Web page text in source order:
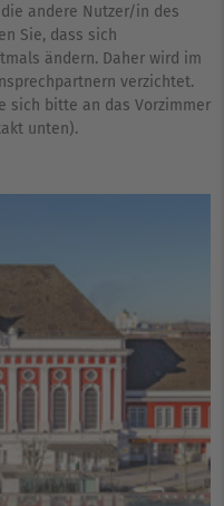
andere Nutzer/in des
Sie, dass sich
ändern. Daher wird im
verzichtet.
sich bitte an das Vorzimmer
unten).